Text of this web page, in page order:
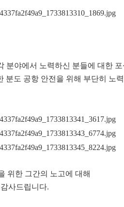
분야에서 노력하신 분들에 대한
도 공항 안전을 위해 부단히 노
위한 그간의 노고에 대해
사드립니다.